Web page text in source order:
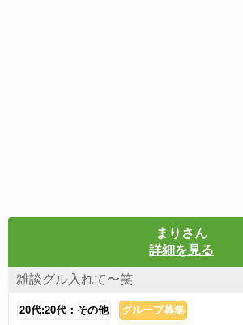
まりさん
詳細を見る
雑談グル入れて〜笑
20代:20代：その他 グループ募集